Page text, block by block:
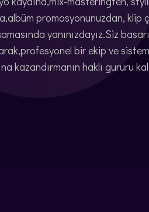
promosyonunuzdan, klip
yanınızdayız.Siz
bir ekip ve
kazandırmanın haklı gururu